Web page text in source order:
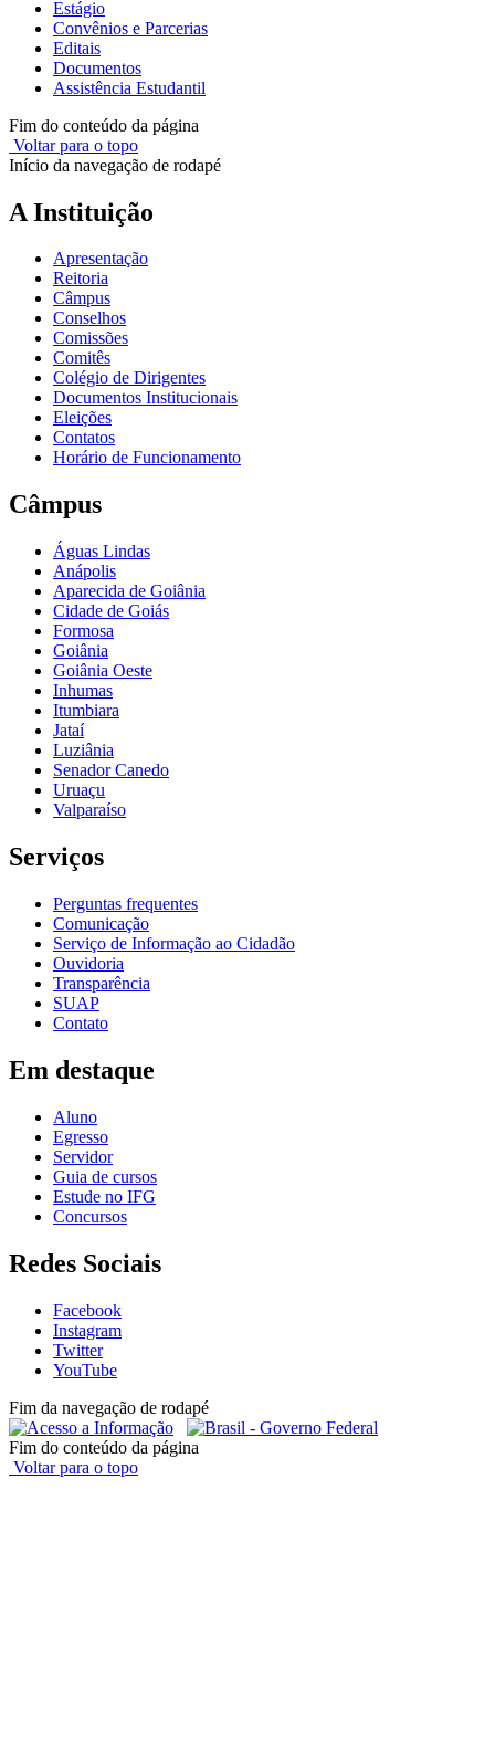
Estágio
Convênios e Parcerias
Editais
Documentos
Assistência Estudantil
Fim do conteúdo da página
Voltar para o topo
Início da navegação de rodapé
A Instituição
Apresentação
Reitoria
Câmpus
Conselhos
Comissões
Comitês
Colégio de Dirigentes
Documentos Institucionais
Eleições
Contatos
Horário de Funcionamento
Câmpus
Águas Lindas
Anápolis
Aparecida de Goiânia
Cidade de Goiás
Formosa
Goiânia
Goiânia Oeste
Inhumas
Itumbiara
Jataí
Luziânia
Senador Canedo
Uruaçu
Valparaíso
Serviços
Perguntas frequentes
Comunicação
Serviço de Informação ao Cidadão
Ouvidoria
Transparência
SUAP
Contato
Em destaque
Aluno
Egresso
Servidor
Guia de cursos
Estude no IFG
Concursos
Redes Sociais
Facebook
Instagram
Twitter
YouTube
Fim da navegação de rodapé
Fim do conteúdo da página
Voltar para o topo